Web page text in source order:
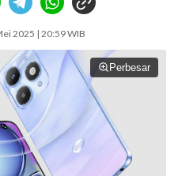
2025 | 20:59 WIB
Perbesar